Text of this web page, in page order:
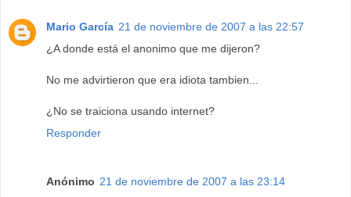
Mario García 21 de noviembre de 2007 a las 22:57
¿A donde está el anonimo que me dijeron?
No me advirtieron que era idiota tambien...
¿No se traiciona usando internet?
Responder
Anónimo 21 de noviembre de 2007 a las 23:14